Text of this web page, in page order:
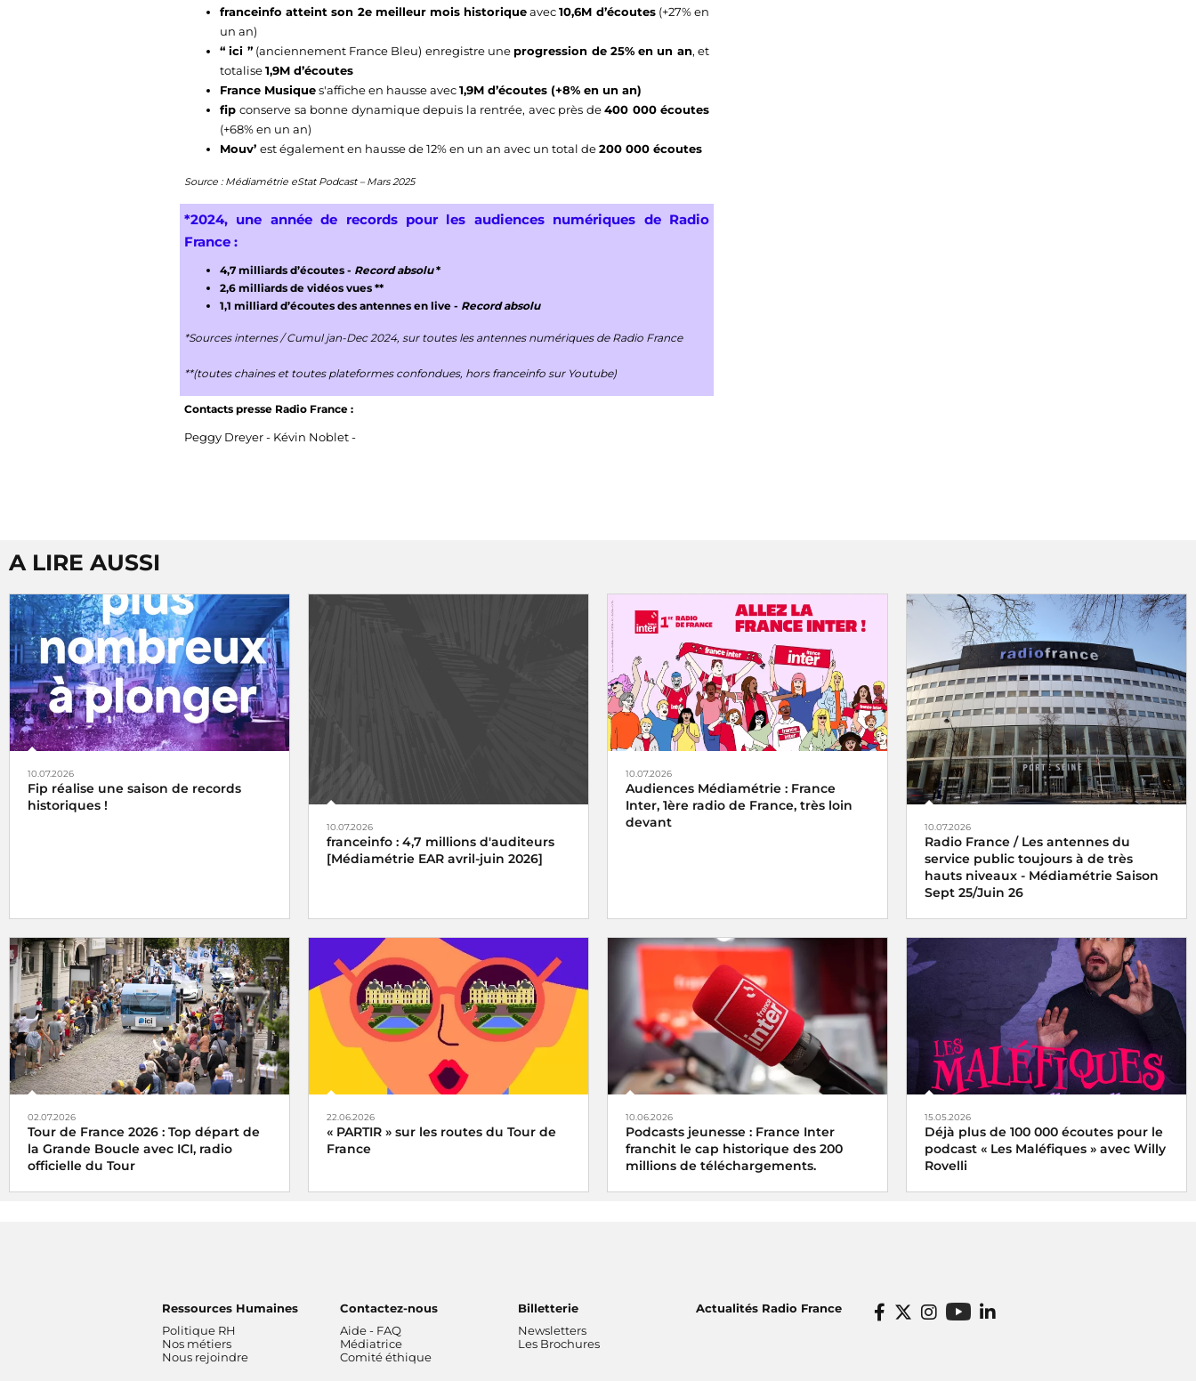
franceinfo atteint son 2e meilleur mois historiqueavec10,6M d’écoutes(+27% en
un an)
“ ici ”(anciennement France Bleu) enregistre une progression de 25% en un an, et
totalise1,9M d’écoutes
France Musiques'affiche en hausse avec1,9M d’écoutes (+8% en un an)
fipconserve sa bonne dynamique depuis la rentrée, avec près de400 000 écoutes
(+68% en un an)
Mouv’ est également en hausse de 12% en un an avec un total de200 000 écoutes
Source : Médiamétrie eStat Podcast – Mars 2025
*2024, une année de records pour les audiences numériques de Radio
France :
4,7 milliards d’écoutes - Record absolu*
2,6 milliards de vidéos vues **
1,1 milliard d’écoutes des antennes en live - Record absolu
*Sources internes / Cumul jan-Dec 2024, sur toutes les antennes numériques de Radio France
**(toutes chaines et toutes plateformes confondues, hors franceinfo sur Youtube)
Contacts presse Radio France :
Peggy Dreyer - Kévin Noblet -
A LIRE AUSSI
10.07.2026
Fip réalise une saison de records
historiques !
10.07.2026
franceinfo : 4,7 millions d'auditeurs
[Médiamétrie EAR avril-juin 2026]
10.07.2026
Audiences Médiamétrie : France
Inter, 1ère radio de France, très loin
devant
10.07.2026
Radio France / Les antennes du
service public toujours à de très
hauts niveaux - Médiamétrie Saison
Sept 25/Juin 26
02.07.2026
Tour de France 2026 : Top départ de
la Grande Boucle avec ICI, radio
officielle du Tour
22.06.2026
« PARTIR » sur les routes du Tour de
France
10.06.2026
Podcasts jeunesse : France Inter
franchit le cap historique des 200
millions de téléchargements.
15.05.2026
Déjà plus de 100 000 écoutes pour le
podcast « Les Maléfiques » avec Willy
Rovelli
Ressources Humaines
Politique RH
Nos métiers
Nous rejoindre
Contactez-nous
Aide - FAQ
Médiatrice
Comité éthique
Billetterie
Newsletters
Les Brochures
Actualités Radio France